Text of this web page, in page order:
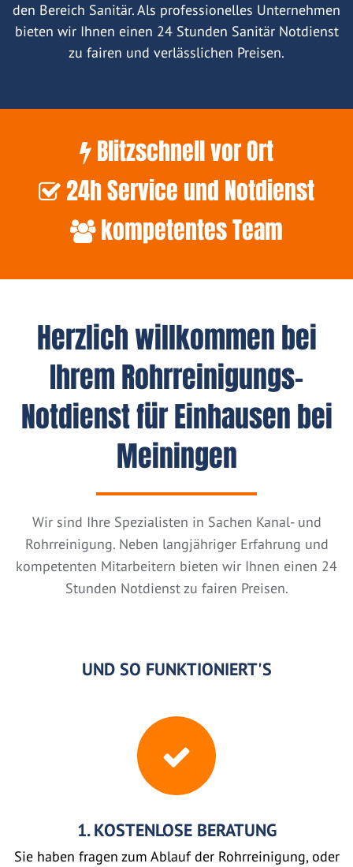
den Bereich Sanitär. Als professionelles Unternehmen
bieten wir Ihnen einen 24 Stunden Sanitär Notdienst
zu fairen und verlässlichen Preisen.
Blitzschnell vor Ort
24h Service und Notdienst
kompetentes Team
Herzlich willkommen bei
Ihrem Rohrreinigungs-
Notdienst für Einhausen bei
Meiningen
Wir sind Ihre Spezialisten in Sachen Kanal- und
Rohrreinigung. Neben langjähriger Erfahrung und
kompetenten Mitarbeitern bieten wir Ihnen einen 24
Stunden Notdienst zu fairen Preisen.
UND SO FUNKTIONIERT'S
1. KOSTENLOSE BERATUNG
Sie haben fragen zum Ablauf der Rohrreinigung, oder